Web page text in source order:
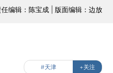
任编辑：陈宝成 | 版面编辑：边放
#天津 +关注